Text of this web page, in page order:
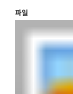
파일